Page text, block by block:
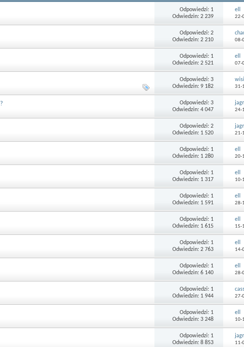
Odpowiedzi: 1
Odwiedzin: 2 239
ell
22-
Odpowiedzi: 2
Odwiedzin: 2 210
08-
Odpowiedzi: 1
Odwiedzin: 2 521
ell
07-
Odpowiedzi: 3
Odwiedzin: 9 182
31-
Odpowiedzi: 3
Odwiedzin: 4 047
24-
Odpowiedzi: 2
Odwiedzin: 1 520
21-
Odpowiedzi: 1
Odwiedzin: 1 280
ell
20-
Odpowiedzi: 1
Odwiedzin: 1 317
ell
10-
Odpowiedzi: 1
Odwiedzin: 1 591
ell
28-
Odpowiedzi: 1
Odwiedzin: 1 615
ell
15-
Odpowiedzi: 1
Odwiedzin: 2 763
ell
14-
Odpowiedzi: 1
Odwiedzin: 6 140
ell
28-
Odpowiedzi: 1
Odwiedzin: 1 944
27-
Odpowiedzi: 1
Odwiedzin: 3 248
ell
10-
Odpowiedzi: 1
Odwiedzin: 8 853
11-